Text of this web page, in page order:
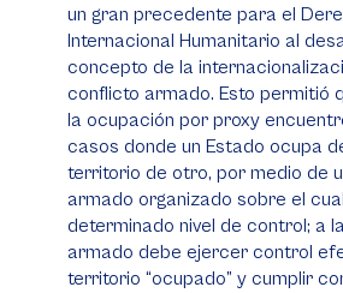
un gran precedente para el
Internacional Humanitario al
concepto de la
conflicto armado. Esto permitió
la ocupación por proxy
casos donde un Estado ocupa
territorio de otro, por medio de
armado organizado sobre el
determinado nivel de control; a
armado debe ejercer control
territorio “ocupado” y cumplir